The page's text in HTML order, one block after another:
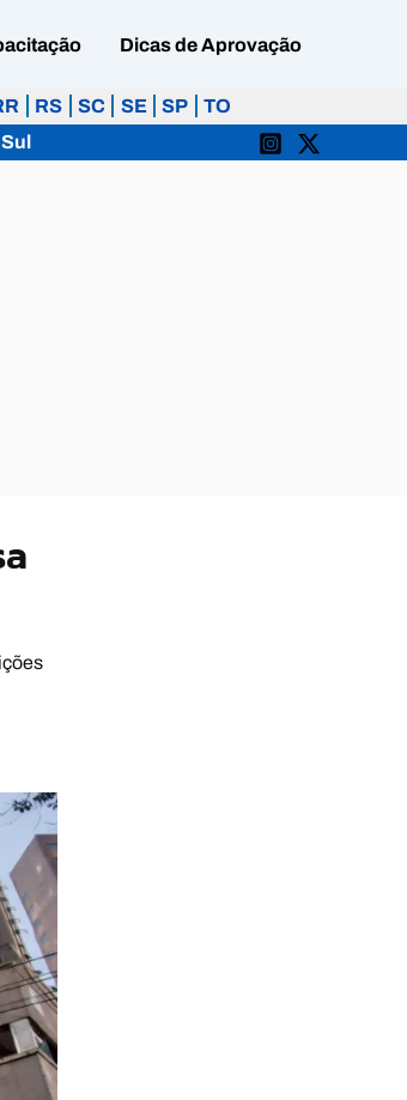
Dicas de Aprovação
RS SC SE SP
TO